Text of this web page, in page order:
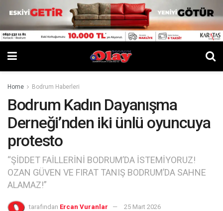
Home Bodrum Haberleri
Bodrum Kadın Dayanışma
Derneği’nden iki ünlü oyuncuya
protesto
“ŞİDDET FAİLLERİNİ BODRUM’DA İSTEMİYORUZ!
OZAN GÜVEN VE FIRAT TANIŞ BODRUM’DA SAHNE
ALAMAZ!”
tarafından Ercan Vuranlar 25 Mart 2026